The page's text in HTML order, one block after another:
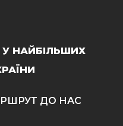
НАЙБІЛЬШИХ
ДО НАС